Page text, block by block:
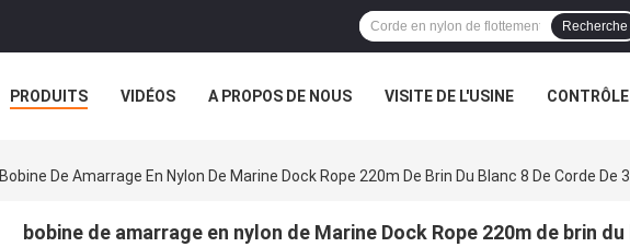
Recherche
PRODUITS VIDÉOS A PROPOS DE NOUS VISITE DE L'USINE
Bobine De Amarrage En Nylon De Marine Dock Rope 220m De Brin Du Blanc 8 De Corde De
bobine de amarrage en nylon de Marine Dock Rope 220m de brin